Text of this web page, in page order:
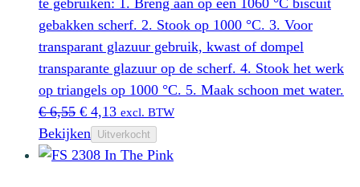
gebakken scherf. 2. Stook op 1000 °C. 3. Voor
transparant glazuur gebruik, kwast of dompel
transparante glazuur op de scherf. 4. Stook het werk
op triangels op 1000 °C. 5. Maak schoon met water.
€6,55 Oorspronkelijke
prijs
was:
€ 4,13Huidige
prijs
is:
excl. BTW
Bekijken Uitverkocht